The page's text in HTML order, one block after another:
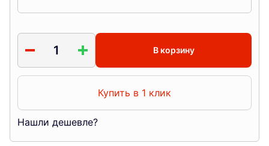
В корзину
Купить в 1 клик
Нашли дешевле?